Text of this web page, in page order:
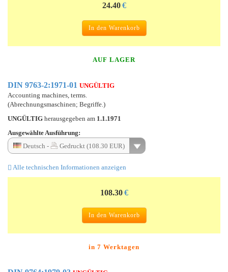
24.40 €
In den Warenkorb
AUF LAGER
DIN 9763-2:1971-01 UNGÜLTIG
Accounting machines, terms.
(Abrechnungsmaschinen; Begriffe.)
UNGÜLTIG herausgegeben am 1.1.1971
Ausgewählte Ausführung:
Deutsch -
Gedruckt (108.30 EUR)
Alle technischen Informationen anzeigen
108.30 €
In den Warenkorb
in 7 Werktagen